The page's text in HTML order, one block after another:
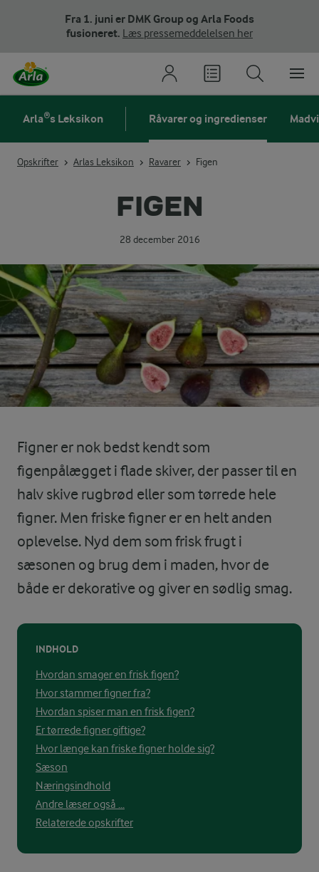
Fra 1. juni er DMK Group og Arla Foods
fusioneret. Læs pressemeddelelsen her
Arla®s Leksikon Råvarer og ingredienser
Opskrifter Arlas Leksikon Ravarer Figen
FIGEN
28 december 2016
Figner er nok bedst kendt som
figenpålægget i flade skiver, der passer til en
halv skive rugbrød eller som tørrede hele
figner. Men friske figner er en helt anden
oplevelse. Nyd dem som frisk frugt i
sæsonen og brug dem i maden, hvor de
både er dekorative og giver en sødlig smag.
INDHOLD
Hvordan smager en frisk figen?
Hvor stammer figner fra?
Hvordan spiser man en frisk figen?
Er tørrede figner giftige?
Hvor længe kan friske figner holde sig?
Sæson
Næringsindhold
Andre læser også ...
Relaterede opskrifter